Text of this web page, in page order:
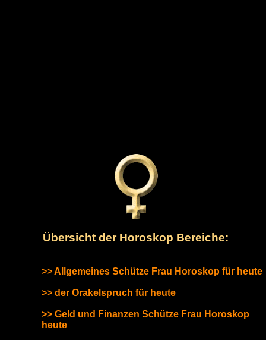
Übersicht der Horoskop Bereiche:
>> Allgemeines Schütze Frau Horoskop für heute
>> der Orakelspruch für heute
>> Geld und Finanzen Schütze Frau Horoskop
heute